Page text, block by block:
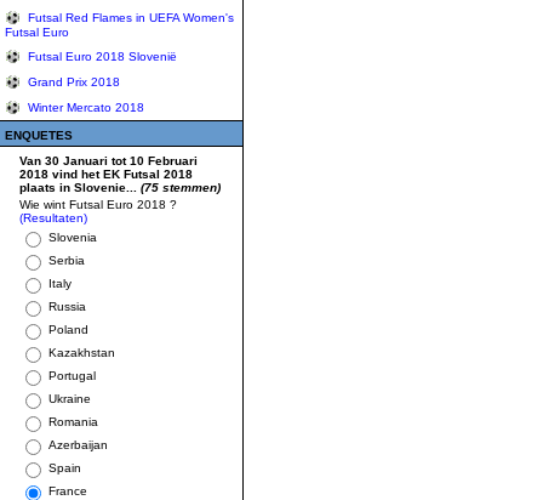
Futsal Red Flames in UEFA Women's
Futsal Euro
Futsal Euro 2018 Slovenië
Grand Prix 2018
Winter Mercato 2018
ENQUETES
Van 30 Januari tot 10 Februari
2018 vind het EK Futsal 2018
plaats in Slovenie... (75 stemmen)
Wie wint Futsal Euro 2018 ?
(Resultaten)
Slovenia
Serbia
Italy
Russia
Poland
Kazakhstan
Portugal
Ukraine
Romania
Azerbaijan
Spain
France